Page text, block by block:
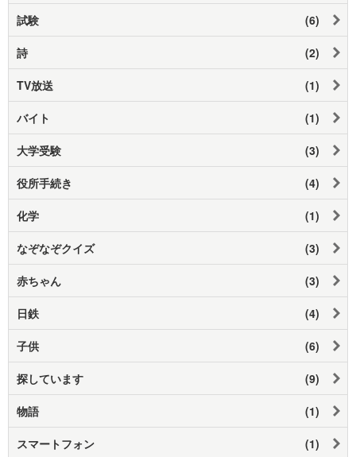
試験 (6)
詩 (2)
TV放送 (1)
バイト (1)
大学受験 (3)
役所手続き (4)
化学 (1)
なぞなぞクイズ (3)
赤ちゃん (3)
日鉄 (4)
子供 (6)
探しています (9)
物語 (1)
スマートフォン (1)